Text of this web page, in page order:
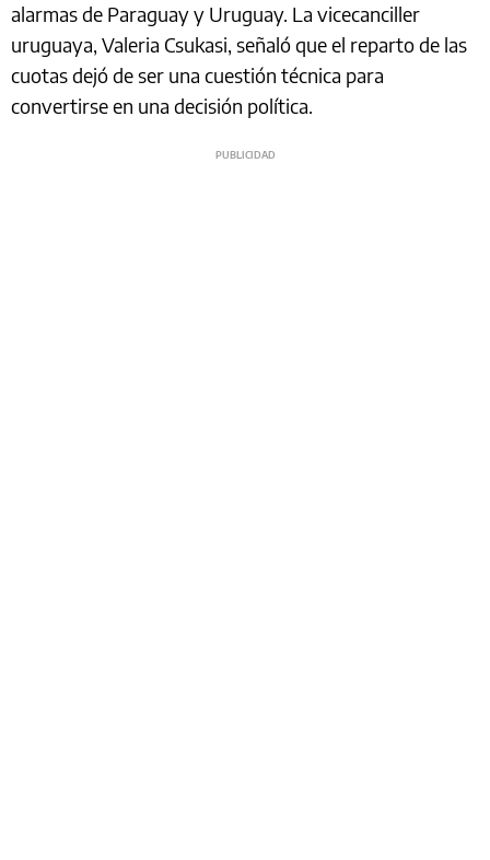
alarmas de Paraguay y Uruguay. La vicecanciller
uruguaya, Valeria Csukasi, señaló que el reparto de las
cuotas dejó de ser una cuestión técnica para
convertirse en una decisión política.